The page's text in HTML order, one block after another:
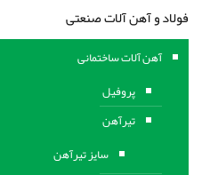
فولاد و آهن آلات صنعتی
آهن آلات ساختمانی
پروفیل
تیرآهن
سایز تیرآهن